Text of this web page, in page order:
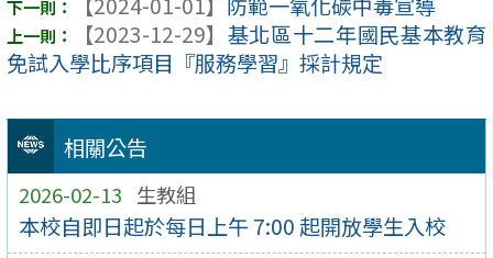
相關公告
2026-02-13 生教組
本校自即日起於每日上午 7:00 起開放學生入校
【2023-12-29】 基北區十二年國民基本教育
免試入學比序項目『服務學習』採計規定